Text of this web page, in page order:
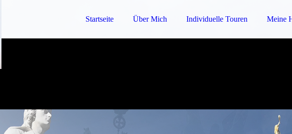
Startseite Über Mich Individuelle Touren Meine